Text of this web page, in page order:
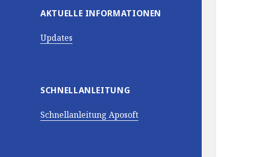
AKTUELLE INFORMATIONEN
Updates
SCHNELLANLEITUNG
Schnellanleitung Aposoft